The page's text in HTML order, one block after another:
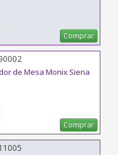
Comprar
de Mesa Monix Siena
Comprar